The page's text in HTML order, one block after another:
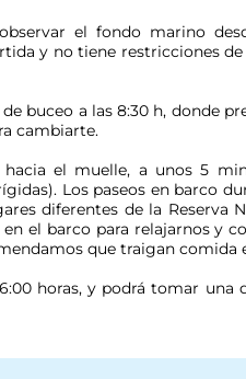
el fondo marino
y no tiene restricciones
buceo a las 8:30 h, donde
cambiarte.
el muelle, a unos 5
Los paseos en barco
diferentes de la Reserva
el barco para relajarnos y
que traigan comida
horas, y podrá tomar una